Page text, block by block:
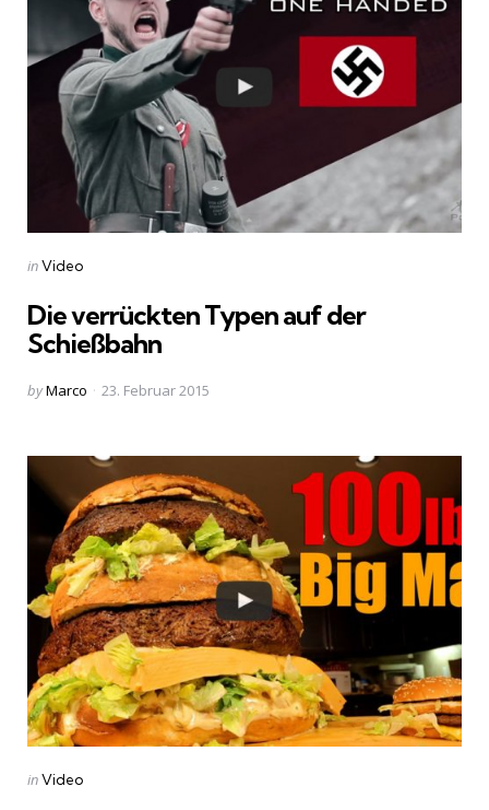
Categories
Posted
inVideo
Die verrückten Typen auf der
Schießbahn
Posted
byMarco 23. Februar 2015
Categories
Posted
inVideo